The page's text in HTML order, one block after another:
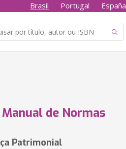
Brasil Portugal España
de Normas
Patrimonial